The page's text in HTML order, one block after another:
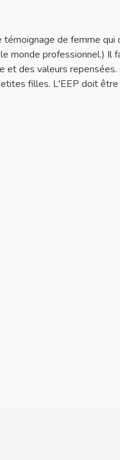
de femme
monde professionnel.) Il
des valeurs
filles. L'EEP doit